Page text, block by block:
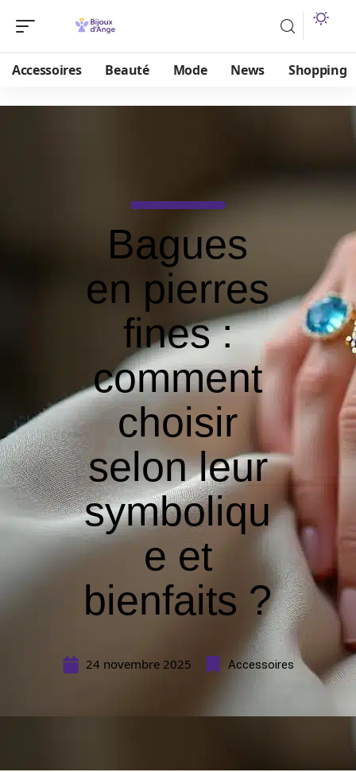
Accessoires Beauté Mode News Shopping
Bagues
en pierres
fines :
comment
choisir
selon leur
symboliqu
e et
bienfaits ?
24 novembre 2025 Accessoires